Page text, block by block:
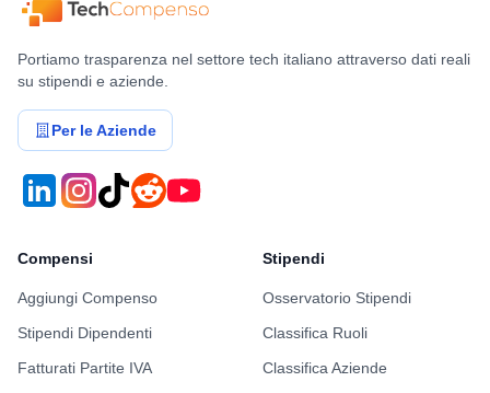
Portiamo trasparenza nel settore tech italiano attraverso dati reali
su stipendi e aziende.
Per le Aziende
Compensi
Aggiungi Compenso
Stipendi Dipendenti
Fatturati Partite IVA
Stipendi
Osservatorio Stipendi
Classifica Ruoli
Classifica Aziende